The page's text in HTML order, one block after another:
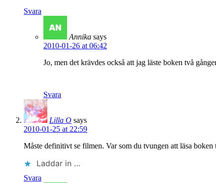
Svara
Annika says
2010-01-26 at 06:42
Jo, men det krävdes också att jag läste boken två
Svara
Lilla O says
2010-01-25 at 22:59
Måste definitivt se filmen. Var som du tvungen att läsa
Laddar in …
Svara